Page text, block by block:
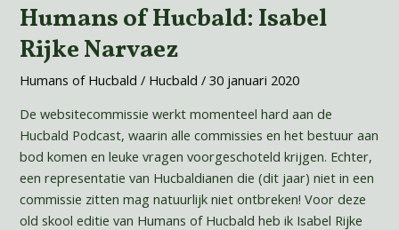
Humans of Hucbald: Isabel
Rijke Narvaez
Humans of Hucbald / Hucbald/30 januari 2020
De websitecommissie werkt momenteel hard aan de
Hucbald Podcast, waarin alle commissies en het bestuur aan
bod komen en leuke vragen voorgeschoteld krijgen. Echter,
een representatie van Hucbaldianen die (dit jaar) niet in een
commissie zitten mag natuurlijk niet ontbreken! Voor deze
old skool editie van Humans of Hucbald heb ik Isabel Rijke
Hucbald:
Rijke
Narvaez